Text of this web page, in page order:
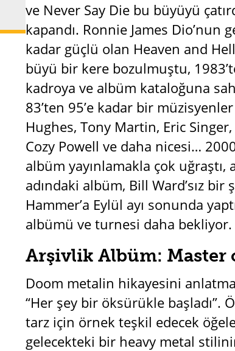
ve Never Say Die bu büyüyü
kapandı. Ronnie James
kadar güçlü olan Heaven and
büyü bir kere bozulmuştu,
kadroya ve albüm kataloğuna
83’ten 95’e kadar bir
Hughes, Tony Martin, Eric
Cozy Powell ve daha nicesi…
albüm yayınlamakla çok uğraştı,
adındaki albüm, Bill Ward’sız
Hammer’a Eylül ayı sonunda
albümü ve turnesi daha bekliyor.
Arşivlik Albüm: Master
Doom metalin hikayesini
“Her şey bir öksürükle başladı”.
tarz için örnek teşkil edecek
gelecekteki bir heavy metal